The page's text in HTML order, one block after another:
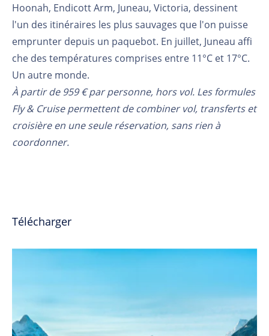
Hoonah, Endicott Arm, Juneau, Victoria, dessinent
l'un des itinéraires les plus sauvages que l'on puisse
emprunter depuis un paquebot. En juillet, Juneau affi
che des températures comprises entre 11°C et 17°C.
Un autre monde.
À partir de 959 € par personne, hors vol. Les formules
Fly & Cruise permettent de combiner vol, transferts et
croisière en une seule réservation, sans rien à
coordonner.
Télécharger